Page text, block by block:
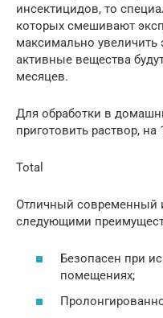
инсектицидов, то
которых смешивают
максимально увеличить
активные вещества
месяцев.
Для обработки в
приготовить раствор,
Total
Отличный современный
следующими
Безопасен при
помещениях;